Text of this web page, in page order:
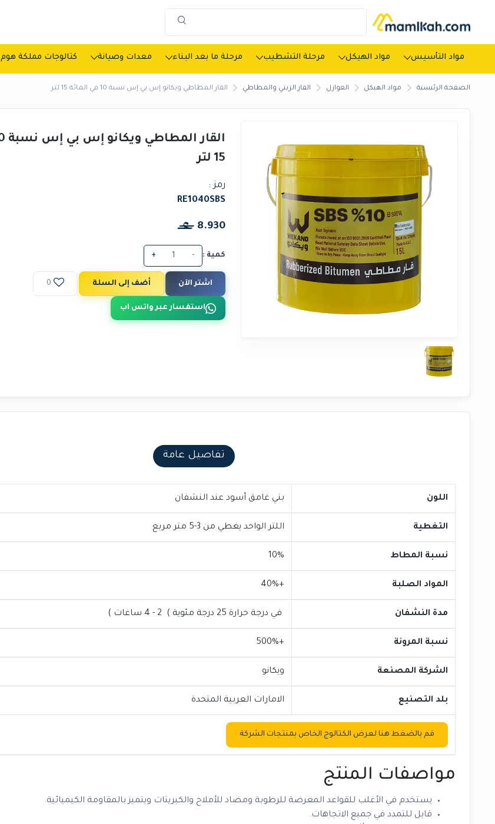
مواد التأسيس مواد الهيكل مرحلة التشطيب مرحلة ما بعد البناء معدات وصيانة كتالوجات مملكة هوم
الصفحة الرئيسية مواد الهيكل العوازل القار الزيتي والمطاطي القار المطاطي ويكانو إس بي إس نسبة 10 في المائة 15 لتر
15 لتر
رمز :
RE1040SBS
8.930
كمية : -
+
اشتر الآن أضف إلى السلة 0
استفسار عبر واتس اب
تفاصيل عامة
اللون بني غامق أسود عند النشفان
التغطية اللتر الواحد يغطي من 3-5 متر مربع
نسبة المطاط 10%
المواد الصلبة +40%
مدة النشفان في درجة حرارة 25 درجة مئوية ) 2 - 4 ساعات )
نسبة المرونة +500%
الشركة المصنعة ويكانو
بلد التصنيع الامارات العربية المتحدة
قم بالضغط هنا لعرض الكتالوج الخاص بمنتجات الشركة
مواصفات المنتج
يستخدم في الأغلب للقواعد المعرضة للرطوبة ومضاد للأملاح والكبريتات ويتميز بالمقاومة الكيميائية.
قابل للتمدد في جميع الاتجاهات.